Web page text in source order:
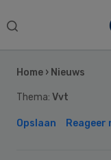
Search
Home › Nieuws
Thema: Vvt
Opslaan Reageer
Sidebar